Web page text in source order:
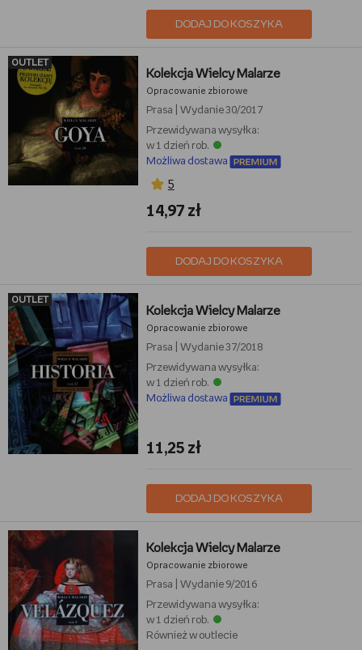
DODAJ DO KOSZYKA
OUTLET
Kolekcja Wielcy Malarze
Opracowanie zbiorowe
Prasa
Wydanie 30/2017
Przewidywana wysyłka:
w 1 dzień rob.
Możliwa dostawa
5
14,97 zł
DODAJ DO KOSZYKA
OUTLET
Kolekcja Wielcy Malarze
Opracowanie zbiorowe
Prasa
Wydanie 37/2018
Przewidywana wysyłka:
w 1 dzień rob.
Możliwa dostawa
11,25 zł
DODAJ DO KOSZYKA
Kolekcja Wielcy Malarze
Opracowanie zbiorowe
Prasa
Wydanie 9/2016
Przewidywana wysyłka:
w 1 dzień rob.
Również w outlecie